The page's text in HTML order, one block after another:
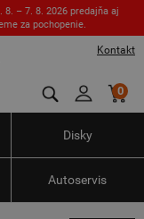
8. – 7. 8. 2026 predajňa aj
za pochopenie.
Kontakt
0
Disky
Autoservis